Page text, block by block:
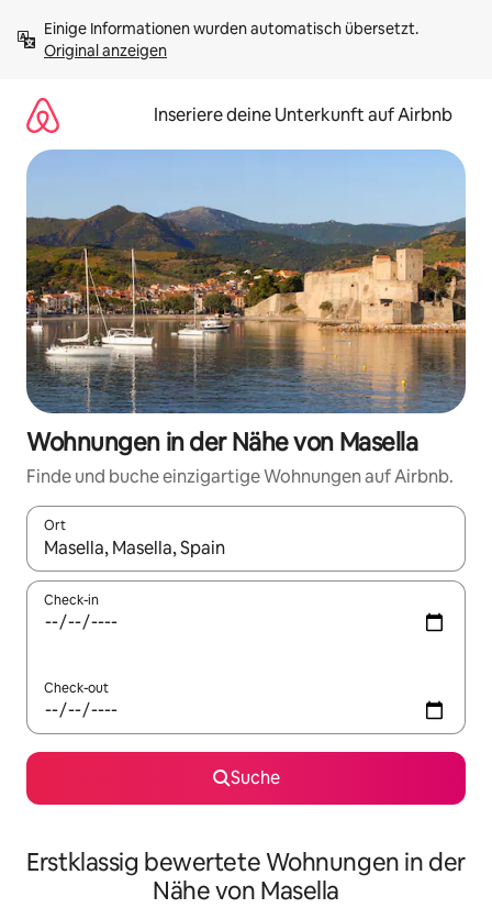
Inhalten
springenOriginal anzeigen
Inseriere deine Unterkunft auf Airbnb
Wohnungen in der Nähe von Masella
Finde und buche einzigartige Wohnungen auf Airbnb.
Ort
Wenn Ergebnisse verfügbar sind, navigiere mit den
Check-in
Check-out
Suche
Erstklassig bewertete Wohnungen in der
Nähe von Masella